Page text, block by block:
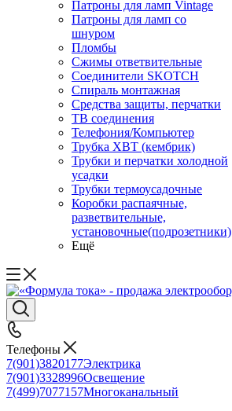
Патроны для ламп Vintage
Патроны для ламп со
шнуром
Пломбы
Сжимы ответвительные
Соединители SKOTCH
Спираль монтажная
Средства защиты, перчатки
ТВ соединения
Телефония/Компьютер
Трубка ХВТ (кембрик)
Трубки и перчатки холодной
усадки
Трубки термоусадочные
Коробки распаячные,
разветвительные,
установочные(подрозетники)
Ещё
Телефоны
7(901)3820177Электрика
7(901)3328996Освещение
7(499)7077157Многоканальный